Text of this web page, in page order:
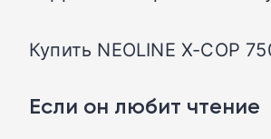
Купить NEOLINE X-COP
Если он любит чтение